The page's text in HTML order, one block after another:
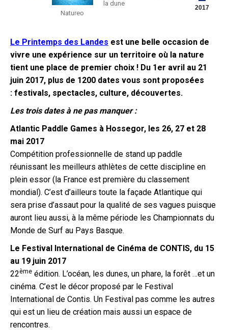
2017
Natureo
la dune
Le Printemps des Landes est une belle occasion de
vivre une expérience sur un territoire où la nature
tient une place de premier choix ! Du 1er avril au 21
juin 2017, plus de 1200 dates vous sont proposées
: festivals, spectacles, culture, découvertes.
Les trois dates à ne pas manquer :
Atlantic Paddle Games à Hossegor, les 26, 27 et 28
mai 2017
Compétition professionnelle de stand up paddle
réunissant les meilleurs athlètes de cette discipline en
plein essor (la France est première du classement
mondial). C’est d’ailleurs toute la façade Atlantique qui
sera prise d’assaut pour la qualité de ses vagues puisque
auront lieu aussi, à la même période les Championnats du
Monde de Surf au Pays Basque.
Le Festival International de Cinéma de CONTIS, du 15
au 19 juin 2017
22ème édition. L’océan, les dunes, un phare, la forêt …et un
cinéma. C’est le décor proposé par le Festival
International de Contis. Un Festival pas comme les autres
qui est un lieu de création mais aussi un espace de
rencontres.